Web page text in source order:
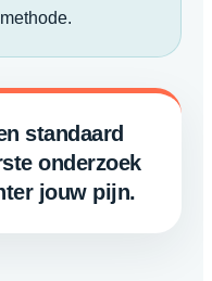
standaard
onderzoek
jouw pijn.